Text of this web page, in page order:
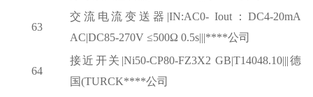
63
交流电流变送器 |IN:AC0- Iout：DC4-20mA
AC|DC85-270V ≤500Ω 0.5s|||****公司
64
接近开关 |Ni50-CP80-FZ3X2 GB|T14048.10|||德
国(TURCK****公司